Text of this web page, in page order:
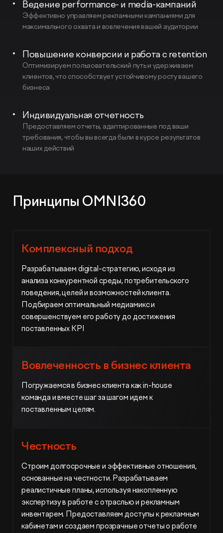
Ведение performance- и media-кампаний
Эффективно управляем рекламными кампаниями для
максимального охвата и вовлечения вашей аудитории
Повышение конверсии и работа с retention
Оптимизируем пользовательский путь и удерживаем
клиентов, что способствует устойчивому росту вашего
бизнеса
Индивидуальная отчетность
Предоставляем отчеты, адаптированные под ваши
требования, чтобы вы всегда были в курсе результатов
наших действий
Принципы OMNI360
Комплексный подход
Разрабатываем digital-стратегию, исходя из
анализа конкурентной среды, потребительского
поведения, целей и возможностей клиента.
Подбираем оптимальный медиамикс и
совершенствуем его работу до достижения
поставленных KPI
Вовлеченность в бизнес клиента
Погружаемся в бизнес клиента как in-house
команда и вместе шаг за шагом идем к
поставленным целям.
Честность
Строим долгосрочные и эффективные отношения,
основанные на честности. Разрабатываем
реалистичные планы, используя накопленную
экспертизу в работе с отраслью и рекламным
инвентарем. Предоставляем доступы к рекламным
кабинетам и создаем прозрачные отчеты о работе